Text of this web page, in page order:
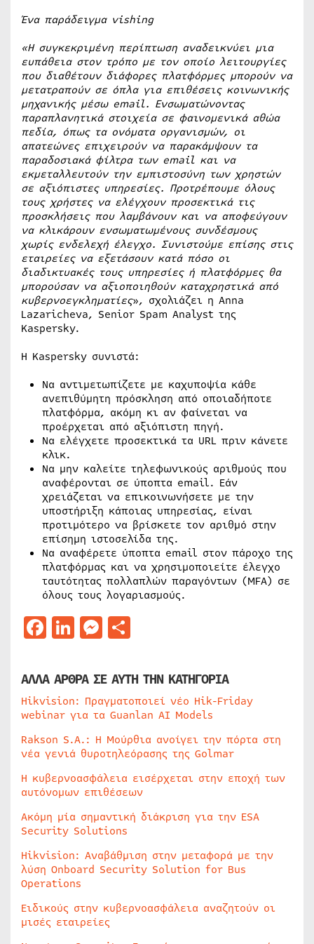
Ένα παράδειγμα vishing
«Η συγκεκριμένη περίπτωση αναδεικνύει μια
ευπάθεια στον τρόπο με τον οποίο λειτουργίες
που διαθέτουν διάφορες πλατφόρμες μπορούν να
μετατραπούν σε όπλα για επιθέσεις κοινωνικής
μηχανικής μέσω email. Ενσωματώνοντας
παραπλανητικά στοιχεία σε φαινομενικά αθώα
πεδία, όπως τα ονόματα οργανισμών, οι
απατεώνες επιχειρούν να παρακάμψουν τα
παραδοσιακά φίλτρα των email και να
εκμεταλλευτούν την εμπιστοσύνη των χρηστών
σε αξιόπιστες υπηρεσίες. Προτρέπουμε όλους
τους χρήστες να ελέγχουν προσεκτικά τις
προσκλήσεις που λαμβάνουν και να αποφεύγουν
να κλικάρουν ενσωματωμένους συνδέσμους
χωρίς ενδελεχή έλεγχο. Συνιστούμε επίσης στις
εταιρείες να εξετάσουν κατά πόσο οι
διαδικτυακές τους υπηρεσίες ή πλατφόρμες θα
μπορούσαν να αξιοποιηθούν καταχρηστικά από
κυβερνοεγκληματίες», σχολιάζει η Anna
Lazaricheva, Senior Spam Analyst της
Kaspersky.
Η Kaspersky συνιστά:
Να αντιμετωπίζετε με καχυποψία κάθε
ανεπιθύμητη πρόσκληση από οποιαδήποτε
πλατφόρμα, ακόμη κι αν φαίνεται να
προέρχεται από αξιόπιστη πηγή.
Να ελέγχετε προσεκτικά τα URL πριν κάνετε
κλικ.
Να μην καλείτε τηλεφωνικούς αριθμούς που
αναφέρονται σε ύποπτα email. Εάν
χρειάζεται να επικοινωνήσετε με την
υποστήριξη κάποιας υπηρεσίας, είναι
προτιμότερο να βρίσκετε τον αριθμό στην
επίσημη ιστοσελίδα της.
Να αναφέρετε ύποπτα email στον πάροχο της
πλατφόρμας και να χρησιμοποιείτε έλεγχο
ταυτότητας πολλαπλών παραγόντων (MFA) σε
όλους τους λογαριασμούς.
Facebook
LinkedIn
Messenger
ΑΛΛΑ ΑΡΘΡΑ ΣΕ ΑΥΤΗ ΤΗΝ ΚΑΤΗΓΟΡΙΑ
Hikvision: Πραγματοποιεί νέο Hik-Friday
webinar για τα Guanlan AI Models
Rakson S.A.: Η Μούρθια ανοίγει την πόρτα στη
νέα γενιά θυροτηλεόρασης της Golmar
Η κυβερνοασφάλεια εισέρχεται στην εποχή των
αυτόνομων επιθέσεων
Ακόμη μία σημαντική διάκριση για την ESA
Security Solutions
Hikvision: Αναβάθμιση στην μεταφορά με την
λύση Onboard Security Solution for Bus
Operations
Ειδικούς στην κυβερνοασφάλεια αναζητούν οι
μισές εταιρείες